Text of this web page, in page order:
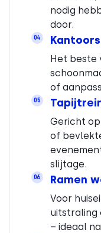
nodig
door.
04
Het beste
of
05
Gericht
of
slijtage.
06 Ramen
Voor
uitstraling
– ideaal